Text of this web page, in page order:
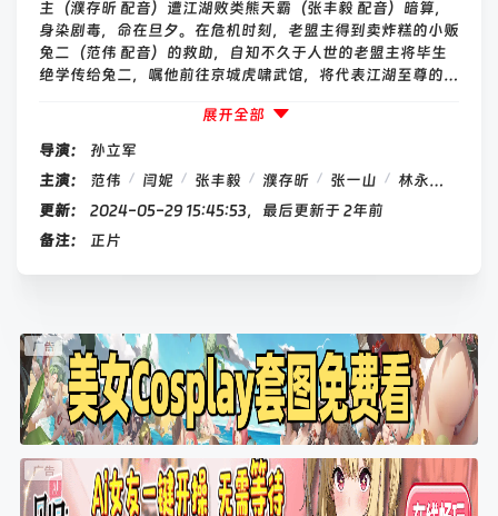
主（濮存昕 配音）遭江湖败类熊天霸（张丰毅 配音）暗算，
身染剧毒，命在旦夕。在危机时刻，老盟主得到卖炸糕的小贩
兔二（范伟 配音）的救助，自知不久于人世的老盟主将毕生
绝学传给兔二，嘱他前往京城虎啸武馆，将代表江湖至尊的令
展开全部
导演：
孙立军
主演：
范伟 / 闫妮 / 张丰毅 / 濮存昕 / 张一山 / 林永健
更新：
2024-05-29 15:45:53，最后更新于 2年前
备注：
正片